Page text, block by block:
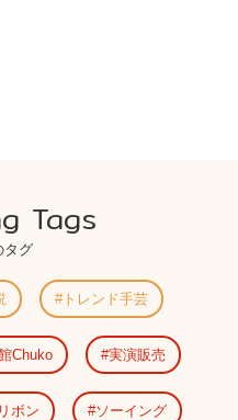
Tags
タグ
トレンド手芸
Chuko 実演販売
ボン ソーイング